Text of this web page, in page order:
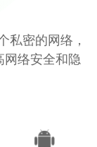
私密的网络，
络安全和隐